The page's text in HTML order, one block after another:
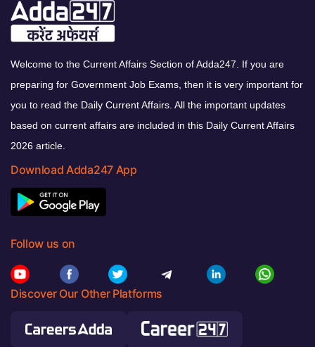
Welcome to the Current Affairs Section of Adda247. If you are
preparing for Government Job Exams, then it is very important for
you to read the Daily Current Affairs. All the important updates
based on current affairs are included in this Daily Current Affairs
2026 article.
Download Adda247 App
Follow us on
Discover Our Other Platforms